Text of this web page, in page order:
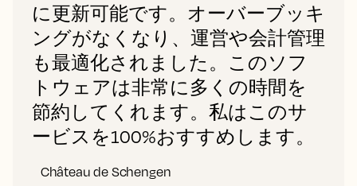
に更新可能です。オーバーブッキ
ングがなくなり、運営や会計管理
も最適化されました。このソフ
トウェアは非常に多くの時間を
節約してくれます。私はこのサ
ービスを100%おすすめします。
Château de Schengen